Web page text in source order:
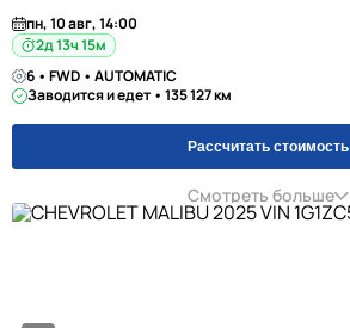
пн, 10 авг, 14:00
2д 13ч 15м
6 • FWD • AUTOMATIC
Заводится и едет • 135 127 км
Рассчитать стоимость
Смотреть больше